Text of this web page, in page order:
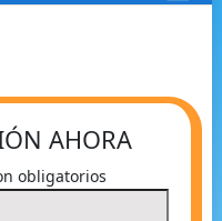
AHORA
obligatorios